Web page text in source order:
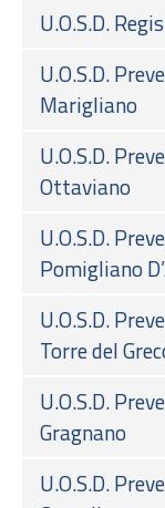
U.O.S.D.
U.O.S.D.
Marigliano
U.O.S.D.
Ottaviano
U.O.S.D.
Pomigliano
U.O.S.D.
Torre del
U.O.S.D.
Gragnano
U.O.S.D.